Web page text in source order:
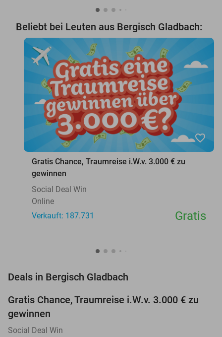
Beliebt bei Leuten aus Bergisch Gladbach:
favorite_border
Gratis Chance, Traumreise i.W.v. 3.000 € zu
gewinnen
Social Deal Win
Online
Verkauft: 187.731
Gratis
Deals in Bergisch Gladbach
Gratis Chance, Traumreise i.W.v. 3.000 € zu
gewinnen
Social Deal Win